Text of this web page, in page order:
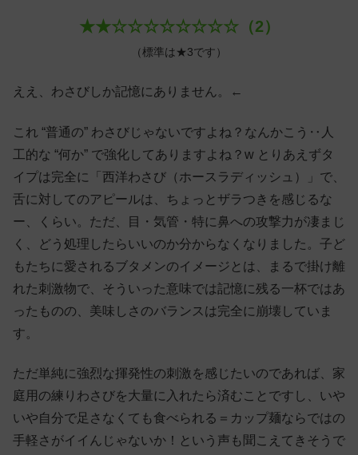
★★☆☆☆☆☆☆☆☆（2）
（標準は★3です）
ええ、わさびしか記憶にありません。←
これ “普通の” わさびじゃないですよね？なんかこう‥人
工的な “何か” で強化してありますよね？w とりあえずタ
イプは完全に「西洋わさび（ホースラディッシュ）」で、
舌に対してのアピールは、ちょっとザラつきを感じるな
ー、くらい。ただ、目・気管・特に鼻への攻撃力が凄まじ
く、どう処理したらいいのか分からなくなりました。子ど
もたちに愛されるブタメンのイメージとは、まるで掛け離
れた刺激物で、そういった意味では記憶に残る一杯ではあ
ったものの、美味しさのバランスは完全に崩壊していま
す。
ただ単純に強烈な揮発性の刺激を感じたいのであれば、家
庭用の練りわさびを大量に入れたら済むことですし、いや
いや自分で足さなくても食べられる＝カップ麺ならではの
手軽さがイイんじゃないか！という声も聞こえてきそうで